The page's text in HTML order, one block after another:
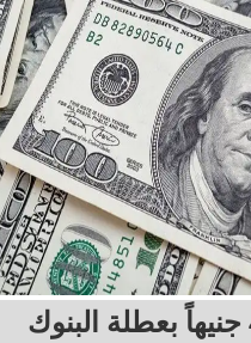
الدولار بـ 49.84 جنيهاً بعطلة البنوك